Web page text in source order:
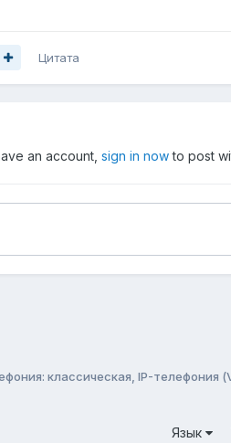
Цитата
an account, sign in nowto post
классическая, IP-телефония
Язык